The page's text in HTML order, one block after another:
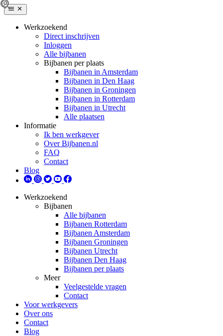
Werkzoekend
Direct inschrijven
Inloggen
Alle bijbanen
Bijbanen per plaats
Bijbanen in Amsterdam
Bijbanen in Den Haag
Bijbanen in Groningen
Bijbanen in Rotterdam
Bijbanen in Utrecht
Alle plaatsen
Informatie
Ik ben werkgever
Over Bijbanen.nl
FAQ
Contact
Blog
Werkzoekend
Bijbanen
Alle bijbanen
Bijbanen Rotterdam
Bijbanen Amsterdam
Bijbanen Groningen
Bijbanen Utrecht
Bijbanen Den Haag
Bijbanen per plaats
Meer
Veelgestelde vragen
Contact
Voor werkgevers
Over ons
Contact
Blog